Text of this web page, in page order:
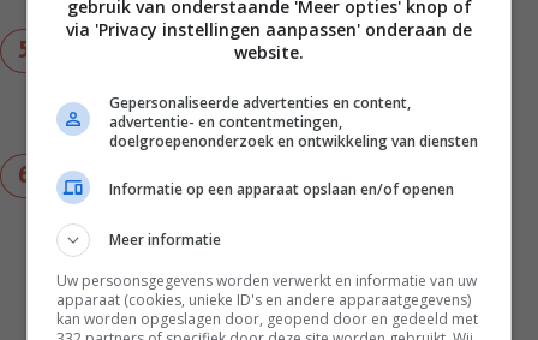
Bekleed de quichevorm met het deeg en prik met
laagje paneermeel of couscous over. Dit zorgt
ervoor dat de bodem niet zompig wordt.
Verdeel de radijsjes en doperwten over de
bodem en verdeel daar naar smaak wat pesto
over, zo’n 3 tot 4 eetlepels. Klop de slagroom los
met de eieren, 25 gr Pecorino en een snuf zout
en peper. Schenk dit over de vulling heen en
strooi als laatste nog wat pijnboompitten
erover.
gebruik van onderstaande 'Meer opties' knop of
via 'Privacy instellingen aanpassen' onderaan de
website.
Gepersonaliseerde advertenties en content,
advertentie- en contentmetingen,
doelgroepenonderzoek en ontwikkeling van diensten
Informatie op een apparaat opslaan en/of openen
Meer informatie
Uw persoonsgegevens worden verwerkt en informatie van uw
apparaat (cookies, unieke ID's en andere apparaatgegevens)
kan worden opgeslagen door, geopend door en gedeeld met